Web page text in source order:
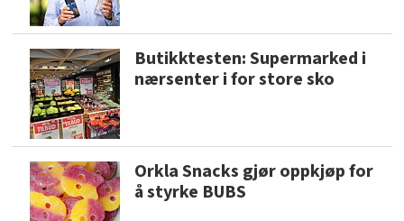
Butikktesten: Supermarked i
nærsenter i for store sko
Orkla Snacks gjør oppkjøp for
å styrke BUBS